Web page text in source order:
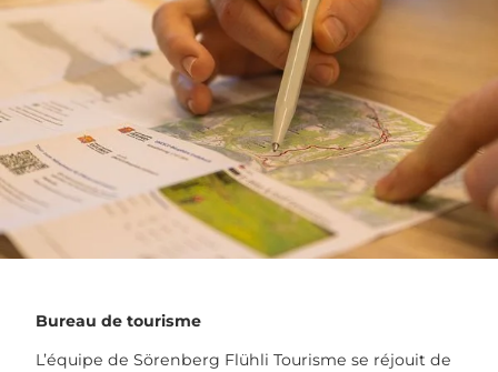
Bureau de tourisme
L’équipe de Sörenberg Flühli Tourisme se réjouit de